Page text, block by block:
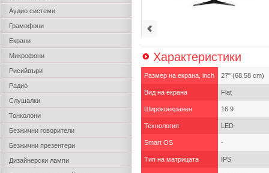
Аудио системи
Грамофони
Екрани
Микрофони
Рисийвъри
Радио
Слушалки
Тонколони
Безжични говорители
Безжични презентери
Дизайнерски лампи
Характеристики
Размер на екрана, inch 27" (68.58 cm)
Вид на екрана Flat
Широкоекранен 16:9
Технология LED
Smart OS -
Тип на матрицата IPS